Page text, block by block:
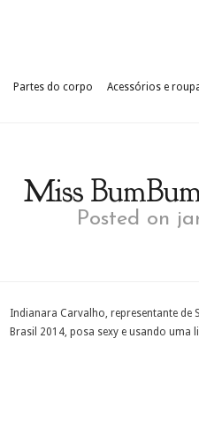
Partes do corpo Acessórios e
Miss
Posted on
Indianara Carvalho, representante de
Brasil 2014, posa sexy e usando uma